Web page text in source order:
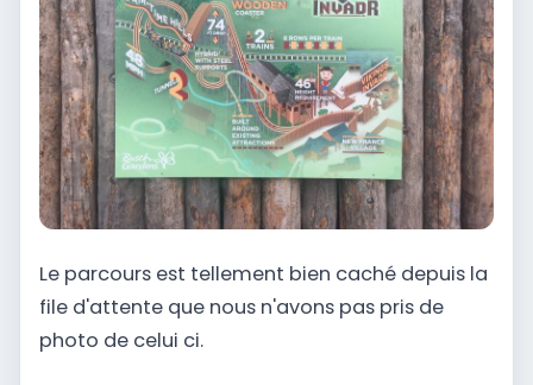
Le parcours est tellement bien caché depuis la
file d'attente que nous n'avons pas pris de
photo de celui ci.